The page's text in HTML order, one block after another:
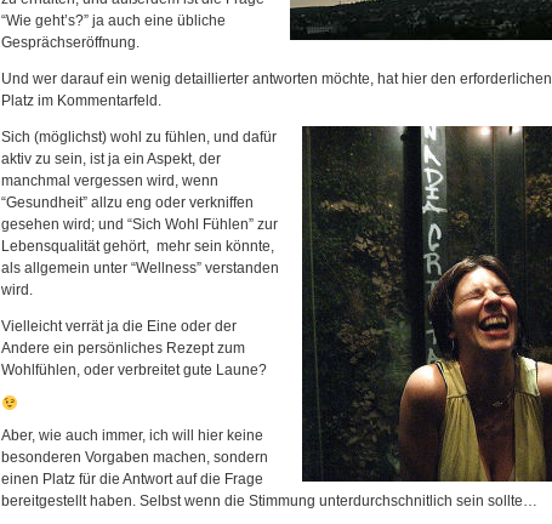
“Wie geht’s?” ja auch eine übliche
Gesprächseröffnung.
Und wer darauf ein wenig detaillierter antworten möchte, hat hier den erforderlichen
Platz im Kommentarfeld.
Sich (möglichst) wohl zu fühlen, und dafür
aktiv zu sein, ist ja ein Aspekt, der
manchmal vergessen wird, wenn
“Gesundheit” allzu eng oder verkniffen
gesehen wird; und “Sich Wohl Fühlen” zur
Lebensqualität gehört, mehr sein könnte,
als allgemein unter “Wellness” verstanden
wird.
Vielleicht verrät ja die Eine oder der
Andere ein persönliches Rezept zum
Wohlfühlen, oder verbreitet gute Laune?
Aber, wie auch immer, ich will hier keine
besonderen Vorgaben machen, sondern
einen Platz für die Antwort auf die Frage
bereitgestellt haben. Selbst wenn die Stimmung unterdurchschnitlich sein sollte…